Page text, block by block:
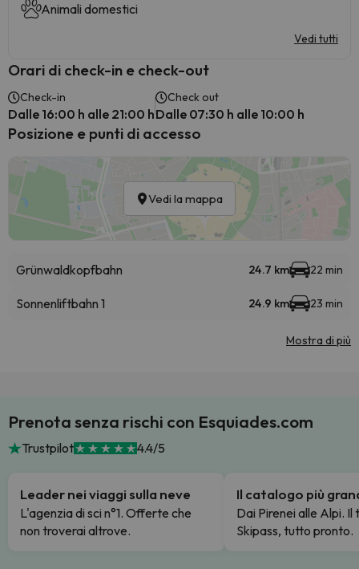
Animali domestici
Vedi tutti
Orari di check-in e check-out
Check-in
Dalle 16:00 h alle 21:00 h
Check out
Dalle 07:30 h alle 10:00 h
Posizione e punti di accesso
Vedi la mappa
Grünwaldkopfbahn 24.7 km 22 min
Sonnenliftbahn 1 24.9 km 23 min
Mostra di più
Prenota senza rischi con Esquiades.com
Trustpilot 4.4/5
Leader nei viaggi sulla neve
L'agenzia di sci n°1. Offerte che
non troverai altrove.
Il catalogo più
Dai Pirenei alle Alpi. Il
Skipass, tutto pronto.